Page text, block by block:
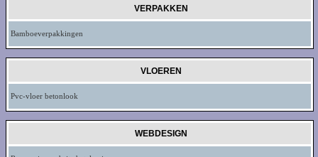
VERPAKKEN
Bamboeverpakkingen
VLOEREN
Pvc-vloer betonlook
WEBDESIGN